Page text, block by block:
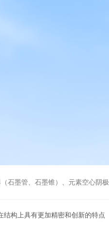
素空心阴极灯、氘灯、空心阴极灯激活器、金属套玻璃高
结构上具有更加精密和创新的特点